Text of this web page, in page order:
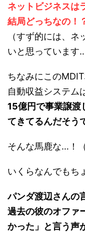
ネットビジネスは
結局どっちなの！
（すず的には、
いと思っています
ちなみにこの
自動収益システム
15億円で事業譲渡
てきてるんだそう
そんな馬鹿な…！（
いくらなんでもち
パンダ渡辺さんの
過去の彼のオファ
かった」と言う声